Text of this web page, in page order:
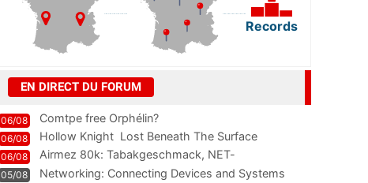
Records
EN DIRECT DU FORUM
06/08 Comtpe free Orphélin?
06/08 Hollow Knight  Lost Beneath The Surface
06/08
Airmez 80k: Tabakgeschmack, NET-
Technologie und Leistung im
05/08 Networking: Connecting Devices and Systems